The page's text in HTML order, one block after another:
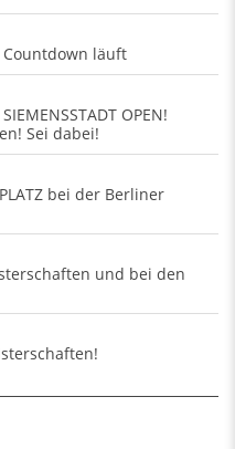
läuft
OPEN!
Sei dabei!
bei der Berliner
und bei den